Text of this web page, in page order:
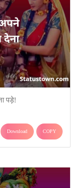
पड़े!
Download COPY